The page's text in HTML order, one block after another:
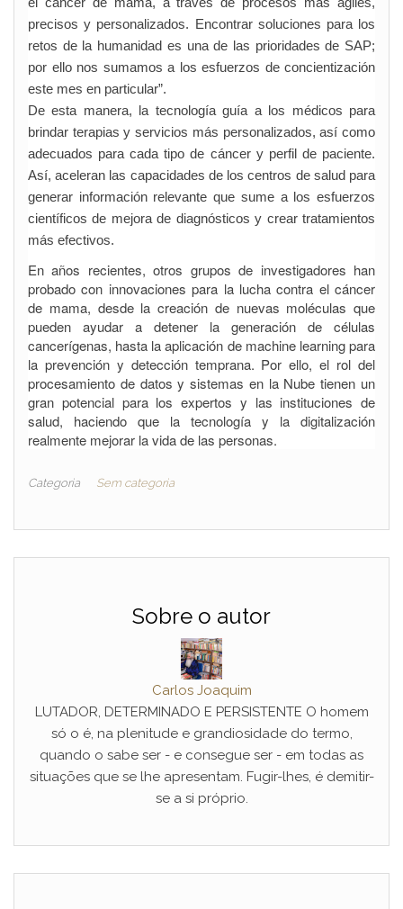
precisos y personalizados. Encontrar soluciones para los
retos de la humanidad es una de las prioridades de SAP;
por ello nos sumamos a los esfuerzos de concientización
este mes en particular”.
De esta manera, la tecnología guía a los médicos para
brindar terapias y servicios más personalizados, así como
adecuados para cada tipo de cáncer y perfil de paciente.
Así, aceleran las capacidades de los centros de salud para
generar información relevante que sume a los esfuerzos
científicos de mejora de diagnósticos y crear tratamientos
más efectivos.
En años recientes, otros grupos de investigadores han
probado con innovaciones para la lucha contra el cáncer
de mama, desde la creación de nuevas moléculas que
pueden ayudar a detener la generación de células
cancerígenas, hasta la aplicación de machine learning para
la prevención y detección temprana. Por ello, el rol del
procesamiento de datos y sistemas en la Nube tienen un
gran potencial para los expertos y las instituciones de
salud, haciendo que la tecnología y la digitalización
realmente mejorar la vida de las personas.
Categoria Sem categoria
Sobre o autor
Carlos Joaquim
LUTADOR, DETERMINADO E PERSISTENTE O homem
só o é, na plenitude e grandiosidade do termo,
quando o sabe ser - e consegue ser - em todas as
situações que se lhe apresentam. Fugir-lhes, é demitir-
se a si próprio.